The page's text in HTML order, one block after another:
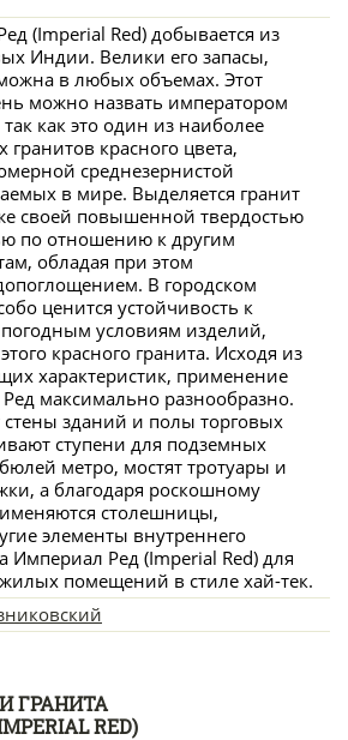
(Imperial Red) добывается из
Индии. Велики его запасы,
в любых объемах. Этот
можно назвать императором
как это один из наиболее
красного цвета,
среднезернистой
в мире. Выделяется гранит
своей повышенной твердостью
по отношению к другим
обладая при этом
В городском
ценится устойчивость к
условиям изделий,
красного гранита. Исходя из
характеристик, применение
максимально разнообразно.
зданий и полы торговых
ступени для подземных
метро, мостят тротуары и
а благодаря роскошному
столешницы,
элементы внутреннего
Империал Ред (Imperial Red) для
помещений в стиле хай-тек.
ГРАНИТА
RED)